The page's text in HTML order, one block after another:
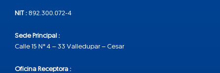
NIT : 892.300.072-4
Sede Principal :
Calle 15 N° 4 – 33 Valledupar – Cesar
Oficina Receptora :